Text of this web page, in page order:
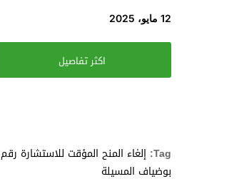
12 مايو، 2025
اكثر تفاصيل
Tag: إلغاء المنح المؤقت للاستشارة رقم 2024/86
بوضياف المسيلة